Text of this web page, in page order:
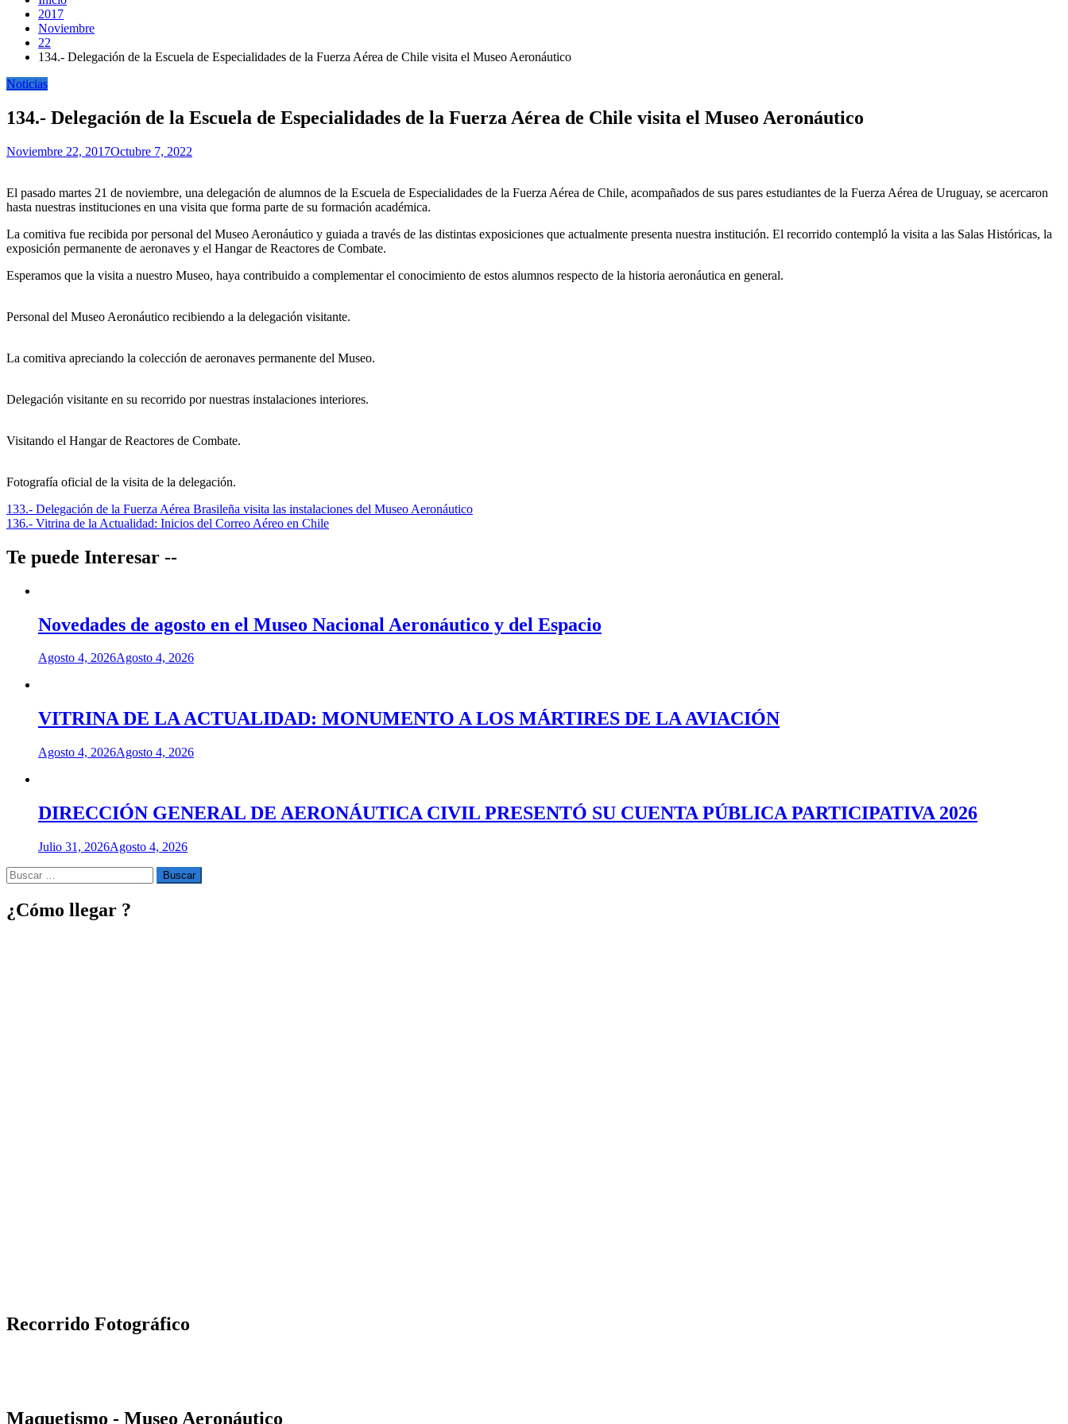
2017
Noviembre
22
134.- Delegación de la Escuela de Especialidades de la Fuerza Aérea de Chile visita el Museo Aeronáutico
Noticias
134.- Delegación de la Escuela de Especialidades de la Fuerza Aérea de Chile visita el Museo Aeronáutico
Noviembre 22, 2017Octubre 7, 2022
El pasado martes 21 de noviembre, una delegación de alumnos de la Escuela de Especialidades de la Fuerza Aérea de Chile, acompañados de sus pares estudiantes de la Fuerza Aérea de Uruguay, se acercaron
hasta nuestras instituciones en una visita que forma parte de su formación académica.
La comitiva fue recibida por personal del Museo Aeronáutico y guiada a través de las distintas exposiciones que actualmente presenta nuestra institución. El recorrido contempló la visita a las Salas Históricas, la
exposición permanente de aeronaves y el Hangar de Reactores de Combate.
Esperamos que la visita a nuestro Museo, haya contribuido a complementar el conocimiento de estos alumnos respecto de la historia aeronáutica en general.
Personal del Museo Aeronáutico recibiendo a la delegación visitante.
La comitiva apreciando la colección de aeronaves permanente del Museo.
Delegación visitante en su recorrido por nuestras instalaciones interiores.
Visitando el Hangar de Reactores de Combate.
Fotografía oficial de la visita de la delegación.
Navegación
de
entradas
133.- Delegación de la Fuerza Aérea Brasileña visita las instalaciones del Museo Aeronáutico
136.- Vitrina de la Actualidad: Inicios del Correo Aéreo en Chile
Te puede Interesar --
Novedades de agosto en el Museo Nacional Aeronáutico y del Espacio
Agosto 4, 2026Agosto 4, 2026
VITRINA DE LA ACTUALIDAD: MONUMENTO A LOS MÁRTIRES DE LA AVIACIÓN
Agosto 4, 2026Agosto 4, 2026
DIRECCIÓN GENERAL DE AERONÁUTICA CIVIL PRESENTÓ SU CUENTA PÚBLICA PARTICIPATIVA 2026
Julio 31, 2026Agosto 4, 2026
Buscar
por:
¿Cómo llegar ?
Recorrido Fotográfico
Maquetismo - Museo Aeronáutico